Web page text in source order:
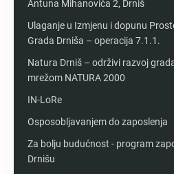
Antuna Mihanovića 2, Drniš
Ulaganje u Izmjenu i dopunu
Grada Drniša – operacija 7.1.1.
Natura Drniš – održivi razvoj
mrežom NATURA 2000
IN-LoRe
Osposobljavanjem do zaposlenja
Za bolju budućnost - program
Drnišu